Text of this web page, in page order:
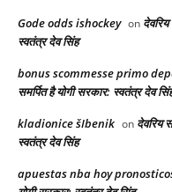
Gode odds ishockey on
स्वतंत्र देव सिंह
bonus scommesse primo
समर्पित है योगी सरकार: स्वतंत्र देव
kladionice šIbenik on देवरिय
स्वतंत्र देव सिंह
apuestas nba hoy